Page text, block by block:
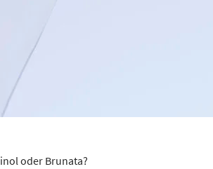
oder Brunata?